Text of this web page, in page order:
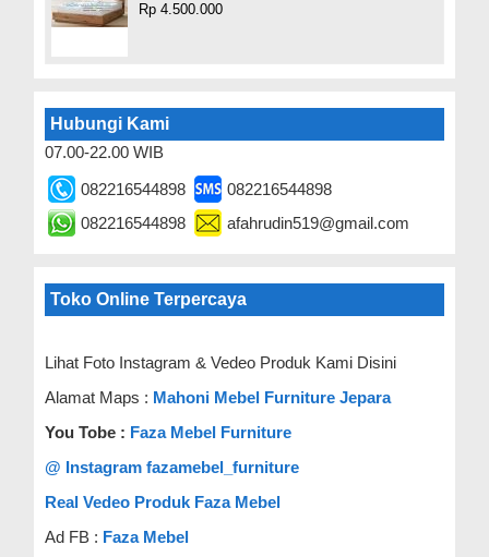
Rp 4.500.000
Hubungi Kami
07.00-22.00 WIB
082216544898
082216544898
082216544898
afahrudin519@gmail.com
Toko Online Terpercaya
Lihat Foto Instagram & Vedeo Produk Kami Disini
Alamat Maps : Mahoni Mebel Furniture Jepara
You Tobe : Faza Mebel Furniture
@ Instagram fazamebel_furniture
Real Vedeo Produk Faza Mebel
Ad FB : Faza Mebel